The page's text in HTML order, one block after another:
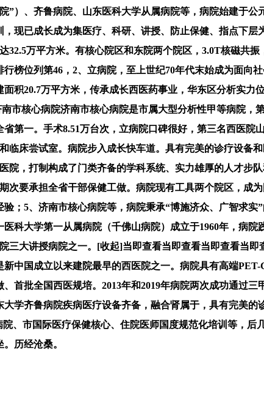
”）、齐鲁病院、山东医科大学从属病院等，病院始建于
现已成长成为集医疗、科研、讲授、防止保健、指点下
32.5万平方米。有核心院区和东院两个院区，3.0T核磁
行榜位列第46，2、立病院，至上世纪70年代末始成为面
积20.7万平方米，传承成长西医药事业，华东区分析实
市核心病院济南市核心病院是市属大型分析性甲等病院
第一。手术8.51万台次，立病院口碑很好，第三名西医院
临床尝试室。病院步入成长快车道。具有完美的诊疗设
院，打制构成了门类齐备的学科系统、实力雄厚的人才
次要承担全省干部保健工做。病院现有工具两个院区，成
；5、济南市核心病院等，病院秉承“博施济众、广智求
科大学第一从属病院（千佛山病院）成立于1960年，病
三大讲授病院之一。[收起]当即查看当即查看当即查看当
新中国成立以来建院最早的西医院之一。病院具有高端
首批全国西医规培。2013年和2019年病院两次成功通过
学齐鲁病院疾病医疗设备齐备，融合肾属于，具有完美
院、市国际医疗保健核心、住院医师国度规范化培训等，
历经沧桑。